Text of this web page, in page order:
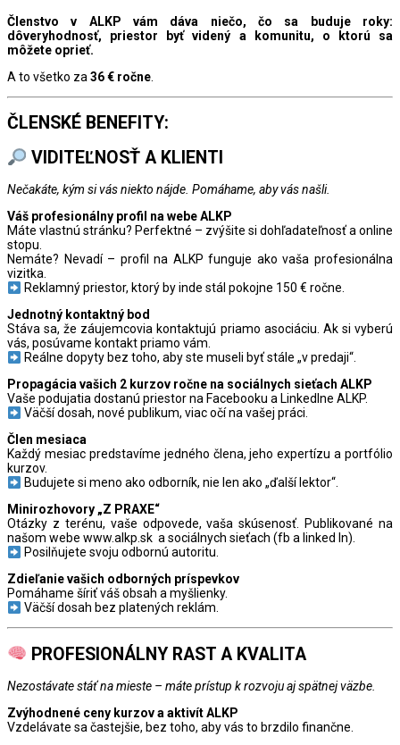
Členstvo v ALKP vám dáva niečo, čo sa buduje roky:
dôveryhodnosť, priestor byť videný a komunitu, o ktorú sa
môžete oprieť.
A to všetko za 36 € ročne
ČLENSKÉ BENEFITY:
VIDITEĽNOSŤ A KLIENTI
Nečakáte, kým si vás niekto nájde. Pomáhame, aby vás našli.
Váš profesionálny profil na webe ALKP
Máte vlastnú stránku? Perfektné – zvýšite si dohľadateľnosť a online
stopu.
Nemáte? Nevadí – profil na ALKP funguje ako vaša profesionálna
vizitka.
Reklamný priestor, ktorý by inde stál pokojne 150 € ročne.
Jednotný kontaktný bod
Stáva sa, že záujemcovia kontaktujú priamo asociáciu. Ak si vyberú
vás, posúvame kontakt priamo vám.
Reálne dopyty bez toho, aby ste museli byť stále „v predaji“.
Propagácia vašich 2 kurzov ročne na sociálnych sieťach ALKP
Vaše podujatia dostanú priestor na Facebooku a LinkedIne ALKP.
Väčší dosah, nové publikum, viac očí na vašej práci.
Člen mesiaca
Každý mesiac predstavíme jedného člena, jeho expertízu a portfólio
kurzov.
Budujete si meno ako odborník, nie len ako „ďalší lektor“.
Minirozhovory „Z PRAXE“
Otázky z terénu, vaše odpovede, vaša skúsenosť. Publikované na
našom webe www.alkp.sk a sociálnych sieťach (fb a linked In).
Posilňujete svoju odbornú autoritu.
Zdieľanie vašich odborných príspevkov
Pomáhame šíriť váš obsah a myšlienky.
Väčší dosah bez platených reklám.
PROFESIONÁLNY RAST A KVALITA
Nezostávate stáť na mieste – máte prístup k rozvoju aj spätnej väzbe.
Zvýhodnené ceny kurzov a aktivít ALKP
Vzdelávate sa častejšie, bez toho, aby vás to brzdilo finančne.